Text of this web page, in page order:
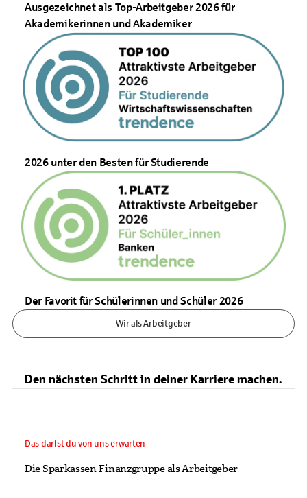
Ausgezeichnet als Top-Arbeitgeber 2026 für
Akademikerinnen und Akademiker
2026 unter den Besten für Studierende
Der Favorit für Schülerinnen und Schüler 2026
Wir als Arbeitgeber
Den nächsten Schritt in deiner Karriere machen.
Das darfst du von uns erwarten
Die Sparkassen-Finanzgruppe als Arbeitgeber